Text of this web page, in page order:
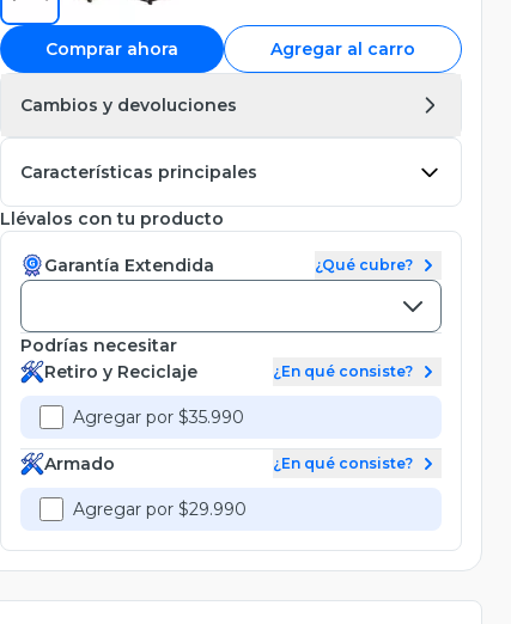
Comprar ahora Agregar al carro
Cambios y devoluciones
Características principales
Llévalos con tu producto
Garantía Extendida ¿Qué cubre?
Podrías necesitar
Retiro y Reciclaje
¿En qué consiste?
Agregar por $35.990
Armado ¿En qué consiste?
Agregar por $29.990